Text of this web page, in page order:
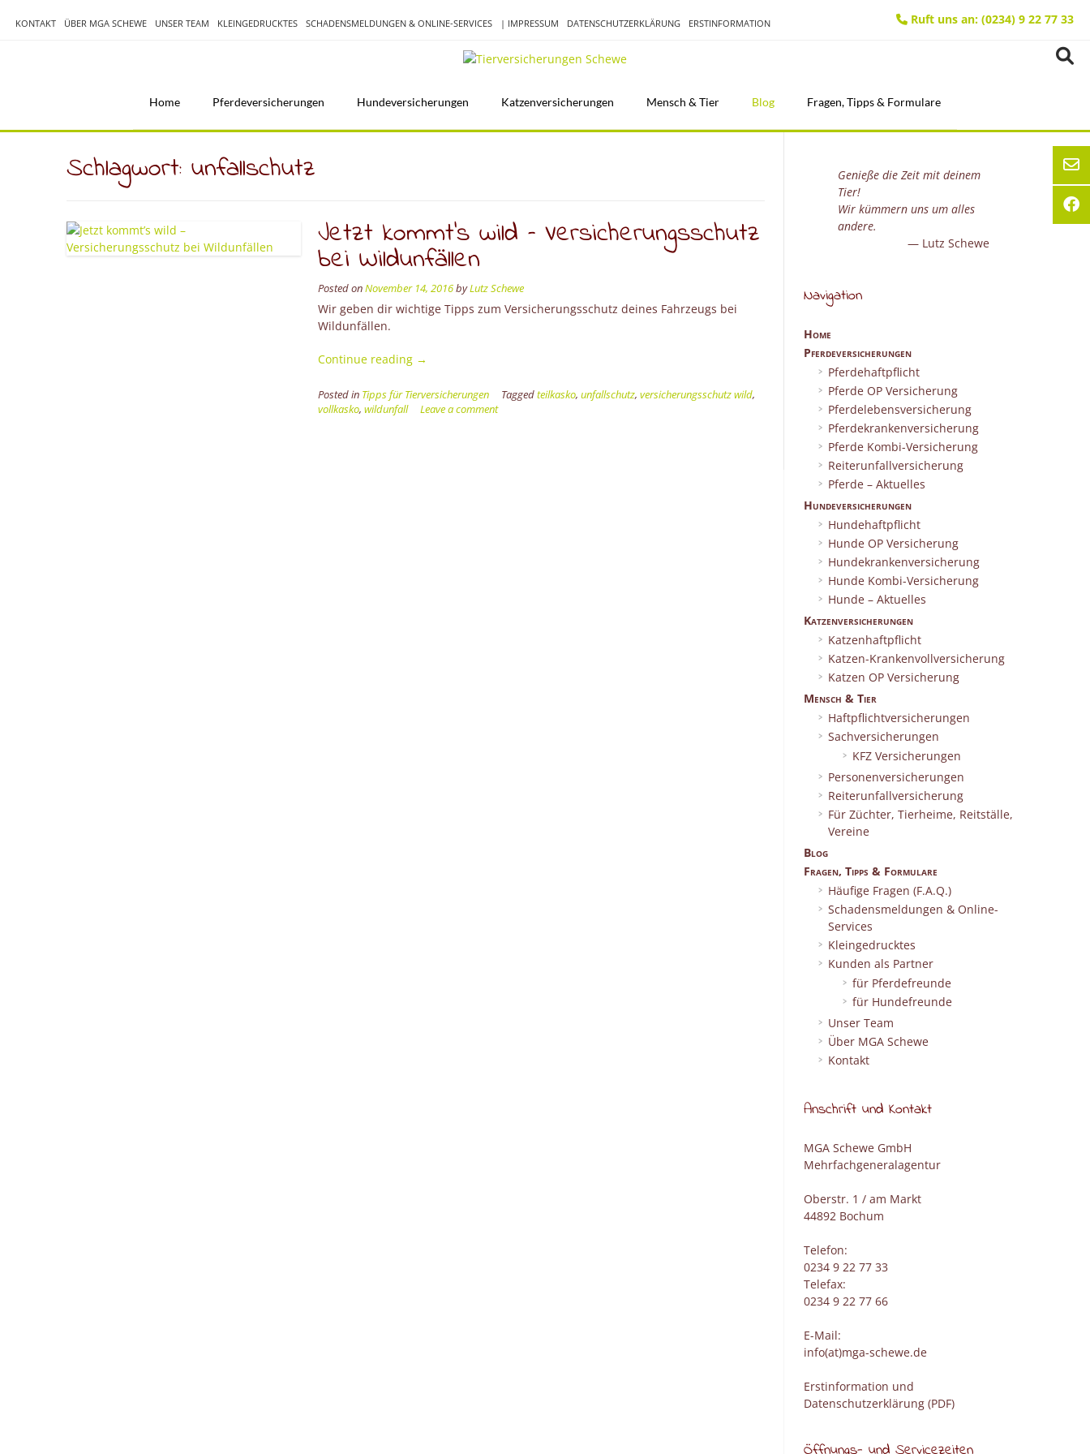
KONTAKT ÜBER MGA SCHEWE UNSER TEAM KLEINGEDRUCKTES SCHADENSMELDUNGEN & ONLINE-SERVICES | IMPRESSUM DATENSCHUTZERKLÄRUNG ERSTINFORMATION Ruft uns an: (0234) 9 22 77 33
Home Pferdeversicherungen Hundeversicherungen Katzenversicherungen Mensch & Tier Blog Fragen, Tipps & Formulare
Schlagwort: unfallschutz
Jetzt kommt’s wild – Versicherungsschutz
bei Wildunfällen
Posted onNovember 14, 2016byLutz Schewe
Wir geben dir wichtige Tipps zum Versicherungsschutz deines Fahrzeugs bei
Wildunfällen.
Continue reading “Jetzt
wild
–
→
Posted in Tipps für Tierversicherungen Taggedteilkasko,unfallschutz,versicherungsschutz wild,
vollkasko,wildunfall Leave a comment
Genieße die Zeit mit deinem
Tier!
Wir kümmern uns um alles
andere.
Lutz Schewe
Navigation
Home
Pferdeversicherungen
Pferdehaftpflicht
Pferde OP Versicherung
Pferdelebensversicherung
Pferdekrankenversicherung
Pferde Kombi-Versicherung
Reiterunfallversicherung
Pferde – Aktuelles
Hundeversicherungen
Hundehaftpflicht
Hunde OP Versicherung
Hundekrankenversicherung
Hunde Kombi-Versicherung
Hunde – Aktuelles
Katzenversicherungen
Katzenhaftpflicht
Katzen-Krankenvollversicherung
Katzen OP Versicherung
Mensch & Tier
Haftpflichtversicherungen
Sachversicherungen
KFZ Versicherungen
Personenversicherungen
Reiterunfallversicherung
Für Züchter, Tierheime, Reitställe,
Vereine
Blog
Fragen, Tipps & Formulare
Häufige Fragen (F.A.Q.)
Schadensmeldungen & Online-
Services
Kleingedrucktes
Kunden als Partner
für Pferdefreunde
für Hundefreunde
Unser Team
Über MGA Schewe
Kontakt
Anschrift und Kontakt
MGA Schewe GmbH
Mehrfachgeneralagentur
Oberstr. 1 / am Markt
44892 Bochum
Telefon:
0234 9 22 77 33
Telefax:
0234 9 22 77 66
E-Mail:
info(at)mga-schewe.de
Erstinformation und
Datenschutzerklärung (PDF)